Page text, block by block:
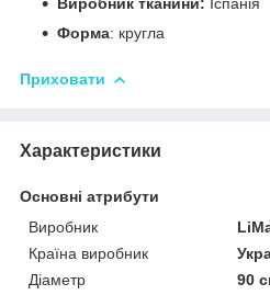
Форма: кругла
Приховати
Характеристики
Основні атрибути
Виробник
Країна виробник
Діаметр
90